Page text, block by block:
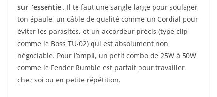
sur l’essentiel. Il te faut une sangle large pour soulager
ton épaule, un câble de qualité comme un Cordial pour
éviter les parasites, et un accordeur précis (type clip
comme le Boss TU-02) qui est absolument non
négociable. Pour l’ampli, un petit combo de 25W à 50W
comme le Fender Rumble est parfait pour travailler
chez soi ou en petite répétition.